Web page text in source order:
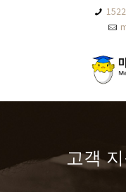
고객